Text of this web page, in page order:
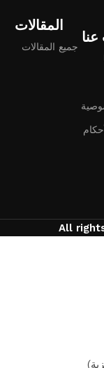
المقالات
جميع المقالات
All
)